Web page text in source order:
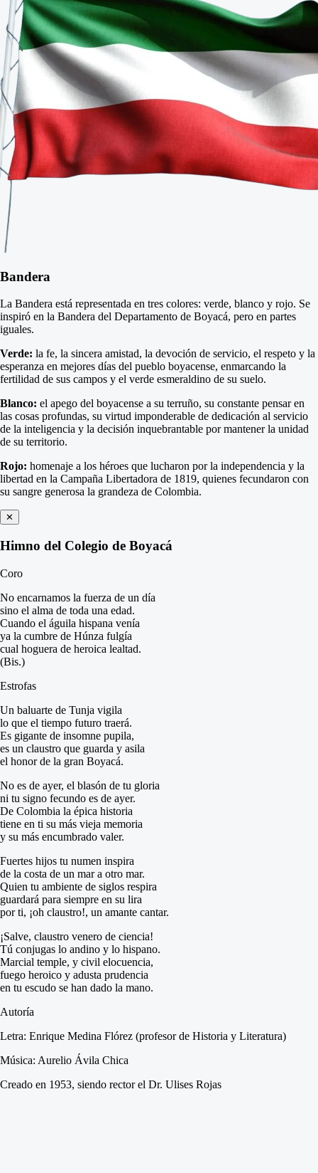
Bandera
La Bandera está representada en tres colores: verde, blanco y rojo. Se
inspiró en la Bandera del Departamento de Boyacá, pero en partes
iguales.
Verde: la fe, la sincera amistad, la devoción de servicio, el respeto y la
esperanza en mejores días del pueblo boyacense, enmarcando la
fertilidad de sus campos y el verde esmeraldino de su suelo.
Blanco: el apego del boyacense a su terruño, su constante pensar en
las cosas profundas, su virtud imponderable de dedicación al servicio
de la inteligencia y la decisión inquebrantable por mantener la unidad
de su territorio.
Rojo: homenaje a los héroes que lucharon por la independencia y la
libertad en la Campaña Libertadora de 1819, quienes fecundaron con
su sangre generosa la grandeza de Colombia.
✕
Himno del Colegio de Boyacá
Coro
No encarnamos la fuerza de un día
sino el alma de toda una edad.
Cuando el águila hispana venía
ya la cumbre de Húnza fulgía
cual hoguera de heroica lealtad.
(Bis.)
Estrofas
Un baluarte de Tunja vigila
lo que el tiempo futuro traerá.
Es gigante de insomne pupila,
es un claustro que guarda y asila
el honor de la gran Boyacá.
No es de ayer, el blasón de tu gloria
ni tu signo fecundo es de ayer.
De Colombia la épica historia
tiene en ti su más vieja memoria
y su más encumbrado valer.
Fuertes hijos tu numen inspira
de la costa de un mar a otro mar.
Quien tu ambiente de siglos respira
guardará para siempre en su lira
por ti, ¡oh claustro!, un amante cantar.
¡Salve, claustro venero de ciencia!
Tú conjugas lo andino y lo hispano.
Marcial temple, y civil elocuencia,
fuego heroico y adusta prudencia
en tu escudo se han dado la mano.
Autoría
Letra: Enrique Medina Flórez (profesor de Historia y Literatura)
Música: Aurelio Ávila Chica
Creado en 1953, siendo rector el Dr. Ulises Rojas